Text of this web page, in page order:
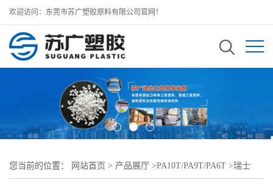
欢迎访问：东莞市苏广塑胶原料有限公司官网！
您当前的位置： 网站首页 > 产品展厅 >PA10T/PA9T/PA6T >瑞士